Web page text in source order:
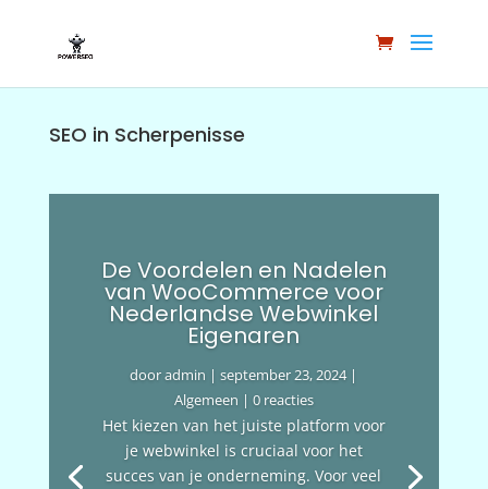
SEO in Scherpenisse
De Voordelen en Nadelen
van WooCommerce voor
Nederlandse Webwinkel
Eigenaren
dooradmin |september 23, 2024|
Algemeen | 0 reacties
Het kiezen van het juiste platform voor
je webwinkel is cruciaal voor het
succes van je onderneming. Voor veel